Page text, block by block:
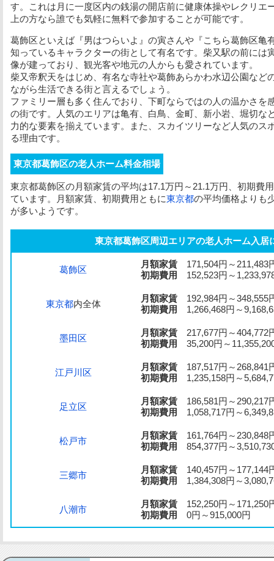
す。これは月に一度区内の銭湯の開店前に健康体操やレクリエ
上の方なら誰でも気軽に無料で参加することが可能です。
葛飾区といえば『男はつらいよ』の寅さんや『こちら葛飾区亀
知っているキャラクターの街として有名です。柴又駅の前には
像が建っており、観光客や地元の人からも愛されています。
柴又帝釈天をはじめ、有名な寺社や葛飾あらかわ水辺公園など
ながら生活できる街と言えるでしょう。
ファミリー層も多く住んでおり、下町ならではの人の温かさを
の街です。人気のエリアは亀有、白鳥、金町、新小岩、堀切な
力的な要素を揃えています。また、スカイツリーなど人気のス
る理由です。
東京都葛飾区の老人ホーム料金相場
東京都葛飾区の月額家賃の平均は17.1万円～21.1万円、初期費
ています。月額家賃、初期費用ともに東京都の平均価格よりも
が多いようです。
東京都葛飾区周辺エリアの老人ホーム入居
葛飾区
月額家賃 171,504円～211,483
初期費用
152,523円～
東京都内全体
月額家賃 192,984円～348,555
初期費用
1,266,468円～
墨田区
月額家賃 217,677円～404,772
初期費用
35,200円～
江戸川区
月額家賃 187,517円～268,841
初期費用
1,235,158円～
足立区
月額家賃 186,581円～290,217
初期費用
1,058,717円～
松戸市
月額家賃 161,764円～230,848
初期費用
854,377円～
三郷市
月額家賃 140,457円～177,144
初期費用
1,384,308円～
八潮市
月額家賃 152,250円～171,250
初期費用
0円～915,000円